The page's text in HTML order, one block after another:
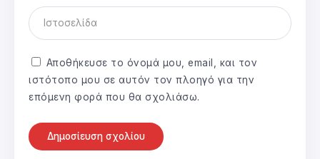
Αποθήκευσε το όνομά μου, email, και τον
ιστότοπο μου σε αυτόν τον πλοηγό για την
επόμενη φορά που θα σχολιάσω.